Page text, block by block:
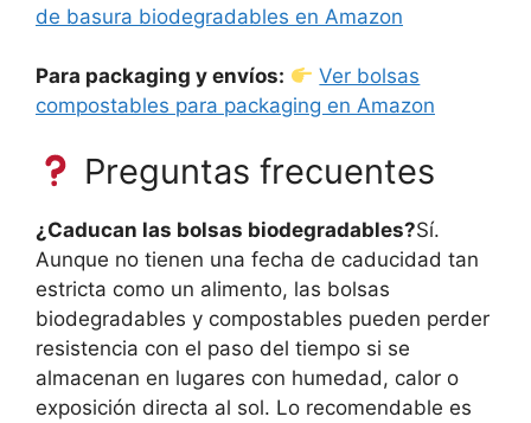
de basura biodegradables en Amazon
Para packaging y envíos:
Ver bolsas
compostables para packaging en Amazon
Preguntas frecuentes
¿Caducan las bolsas biodegradables?Sí.
Aunque no tienen una fecha de caducidad tan
estricta como un alimento, las bolsas
biodegradables y compostables pueden perder
resistencia con el paso del tiempo si se
almacenan en lugares con humedad, calor o
exposición directa al sol. Lo recomendable es